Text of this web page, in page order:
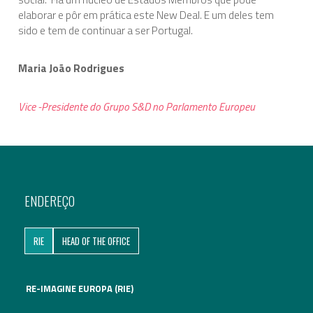
elaborar e pôr em prática este New Deal. E um deles tem
sido e tem de continuar a ser Portugal.
Maria João Rodrigues
Vice -Presidente do Grupo S&D no Parlamento Europeu
ENDEREÇO
RIE HEAD OF THE OFFICE
RE-IMAGINE EUROPA (RIE)